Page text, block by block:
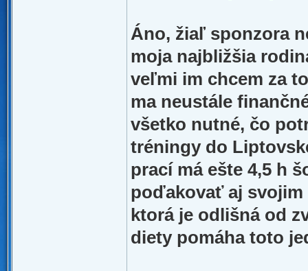
Áno, žiaľ sponzora
moja najbližšia
veľmi im chcem za
ma neustále
všetko nutné, čo
tréningy do
prací má ešte 4,5 h
poďakovať aj svojim
ktorá je odlišná od
diety pomáha toto